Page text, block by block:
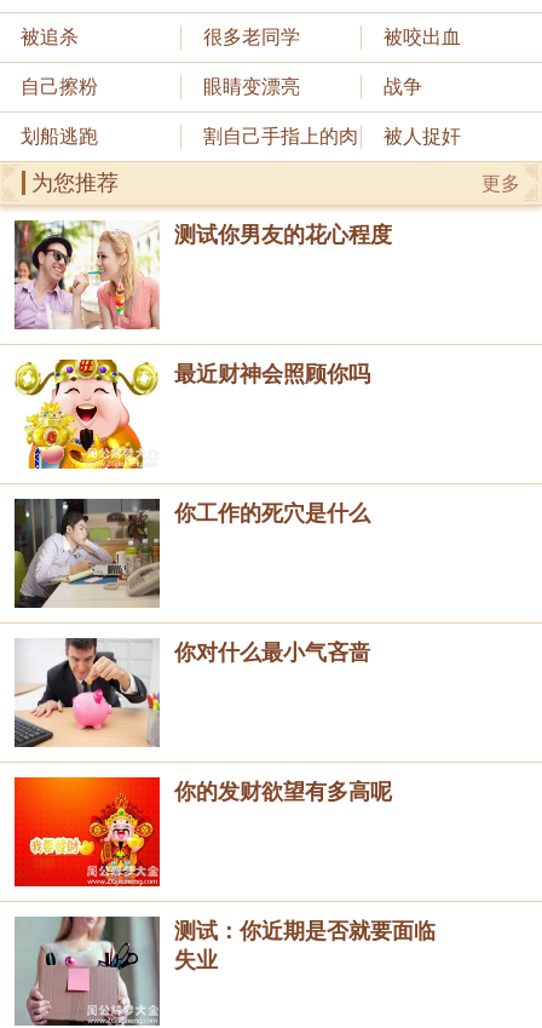
被追杀 很多老同学 被咬出血
自己擦粉 眼睛变漂亮 战争
划船逃跑 割自己手指上的肉 被人捉奸
更多
为您推荐
测试你男友的花心程度
最近财神会照顾你吗
你工作的死穴是什么
你对什么最小气吝啬
你的发财欲望有多高呢
测试：你近期是否就要面临
失业